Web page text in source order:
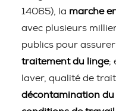
14065), la marche
avec plusieurs
publics pour
traitement du linge;
laver, qualité de
décontamination du